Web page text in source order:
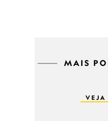
MAIS
VEJA